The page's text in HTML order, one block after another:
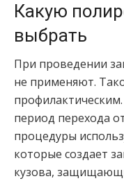
Какую
выбрать
При проведении
не применяют.
период перехода
процедуры
которые создает
кузова,